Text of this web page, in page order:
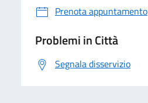
Prenota appuntamento
Problemi in Città
Segnala disservizio